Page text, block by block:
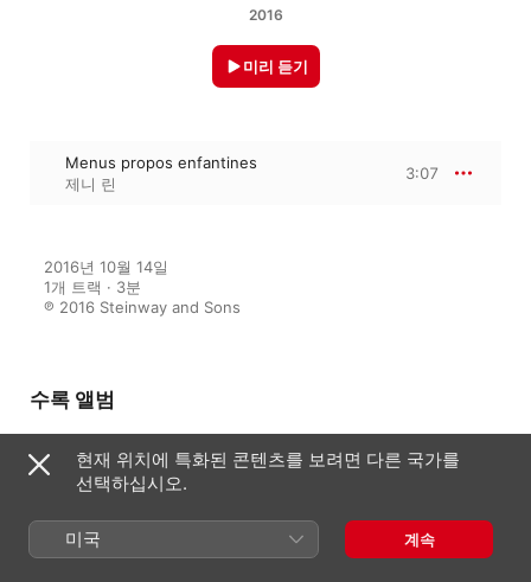
2016
미리 듣기
Menus propos enfantines
제니 린
3:07
2016년 10월 14일
1개 트랙 · 3분
℗ 2016 Steinway and Sons
수록 앨범
Melody's Mostly Musical Day
제니 린
현재 위치에 특화된 콘텐츠를 보려면 다른 국가를
선택하십시오.
미국 계속